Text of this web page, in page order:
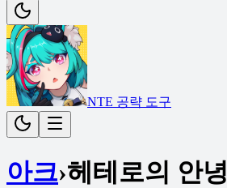
NTE 공략 도구
아크›헤테로의 안녕